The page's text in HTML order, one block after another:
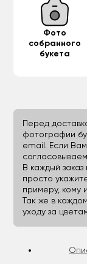
Фото
собранного
букета
Перед
фотографии
email. Если
В каждый
просто
примеру, кому
Так же в
уходу за